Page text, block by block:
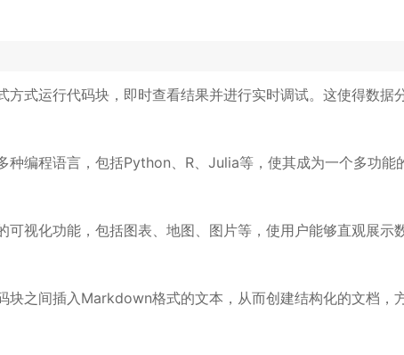
式运行代码块，即时查看结果并进行实时调试。这使得数据
编程语言，包括Python、R、Julia等，使其成为一个多功能
视化功能，包括图表、地图、图片等，使用户能够直观展示
之间插入Markdown格式的文本，从而创建结构化的文档，